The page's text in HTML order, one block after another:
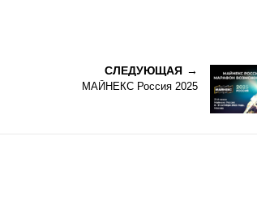
СЛЕДУЮЩАЯ
МАЙНЕКС Россия 2025